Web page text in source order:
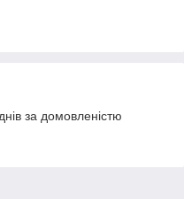
за домовленістю